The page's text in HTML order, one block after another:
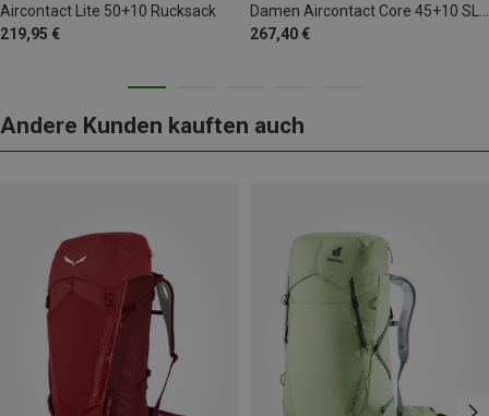
Aircontact Lite 50+10 Rucksack
219,95 €
267,40 €
Andere Kunden kauften auch